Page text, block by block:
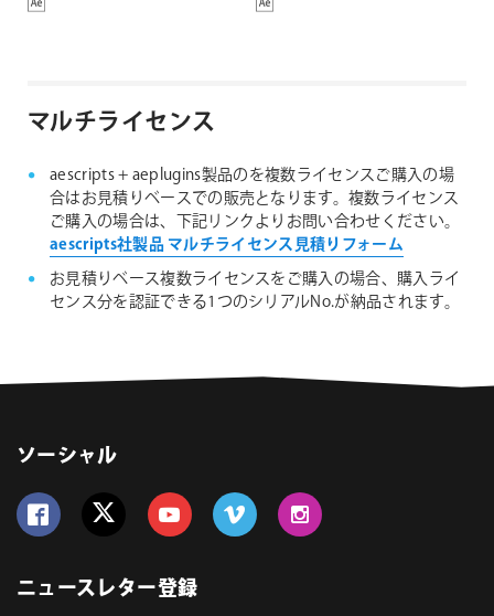
マルチライセンス
aescripts + aeplugins製品のを複数ライセンスご購入の場
合はお見積りベースでの販売となります。複数ライセンス
ご購入の場合は、下記リンクよりお問い合わせください。
aescripts社製品 マルチライセンス見積りフォーム
お見積りベース複数ライセンスをご購入の場合、購入ライ
センス分を認証できる1つのシリアルNo.が納品されます。
ソーシャル
ニュースレター登録